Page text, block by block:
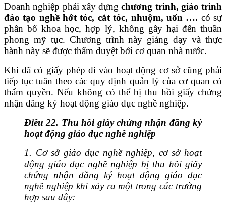
Doanh nghiệp phải xây dựngchương trình, giáo trình
đào tạo nghề hớt tóc, cắt tóc, nhuộm, uốn …. có sự
phân bổ khoa học, hợp lý, không gây hại đến thuần
phong mỹ tục. Chương trình này giảng dạy và thực
hành này sẽ được thẩm duyệt bởi cơ quan nhà nước.
Khi đã có giấy phép đi vào hoạt động cơ sở cũng phải
tiếp tục tuân theo các quy định quản lý của cơ quan có
thẩm quyền. Nếu không có thể bị thu hồi giấy chứng
nhận đăng ký hoạt động giáo dục nghề nghiệp.
Điều 22. Thu hồi giấy chứng nhận đăng ký
hoạt động giáo dục nghề nghiệp
1. Cơ sở giáo dục nghề nghiệp, cơ sở hoạt
động giáo dục nghề nghiệp bị thu hồi giấy
chứng nhận đăng ký hoạt động giáo dục
nghề nghiệp khi xảy ra một trong các trường
hợp sau đây: